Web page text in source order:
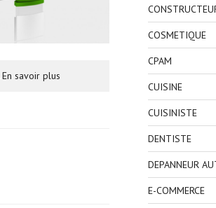
En savoir plus
COSMETIQUE
CPAM
CUISINE
CUISINISTE
DENTISTE
DEPANNEUR
E-COMMERCE